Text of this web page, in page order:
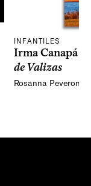
INFANTILES
Irma Canapá
de Valizas
Rosanna Peveroni